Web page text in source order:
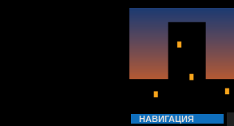
НАВИГАЦИЯ